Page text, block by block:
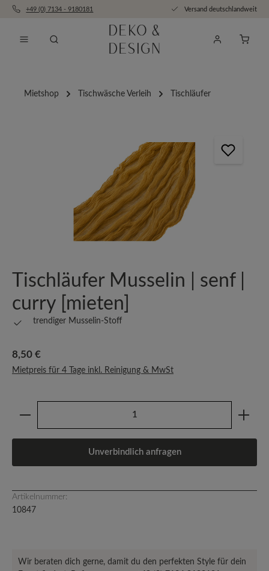
Zum Hauptinhalt springen
+49 (0) 7134 - 9180181 Versand deutschlandweit
Mietshop Tischwäsche Verleih Tischläufer
Tischläufer Musselin | senf |
curry [mieten]
trendiger Musselin-Stoff
Regulärer Preis:
8,50 €
Mietpreis für 4 Tage inkl. Reinigung & MwSt
Produkt Anzahl: Gib den gewünschten Wert ein
Unverbindlich anfragen
Artikelnummer:
10847
Wir beraten dich gerne, damit du den perfekten Style für dein